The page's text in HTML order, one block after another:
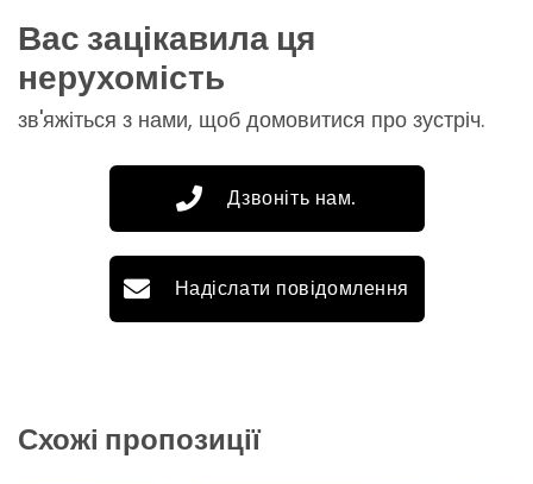
Вас зацікавила ця
нерухомість
зв'яжіться з нами, щоб домовитися про зустріч.
Дзвоніть нам.
Надіслати повідомлення
Схожі пропозиції